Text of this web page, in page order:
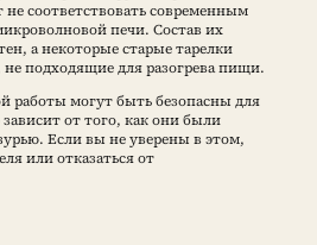
соответствовать современным
печи. Состав их
а некоторые старые тарелки
подходящие для разогрева пищи.
работы могут быть безопасны для
от того, как они были
Если вы не уверены в этом,
или отказаться от